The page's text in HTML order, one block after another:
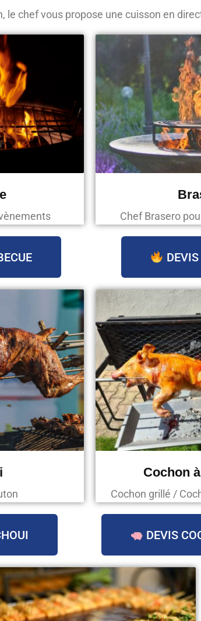
le chef vous propose une cuisson en
Chef Brasero
Cochon
Cochon grillé /
DEVIS